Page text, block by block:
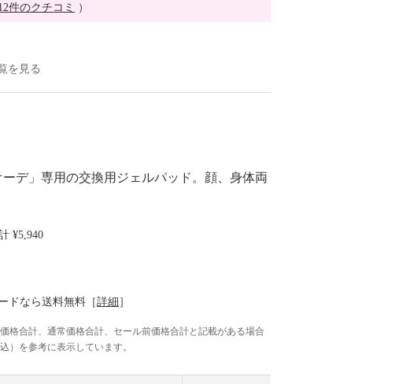
件のクチコミ ）
を見る
ーデ」専用の交換用ジェルパッド。顔、身体両
¥5,940
ドなら送料無料［詳細 ］
格合計、通常価格合計、セール前価格合計と記載がある場合
）を参考に表示しています。